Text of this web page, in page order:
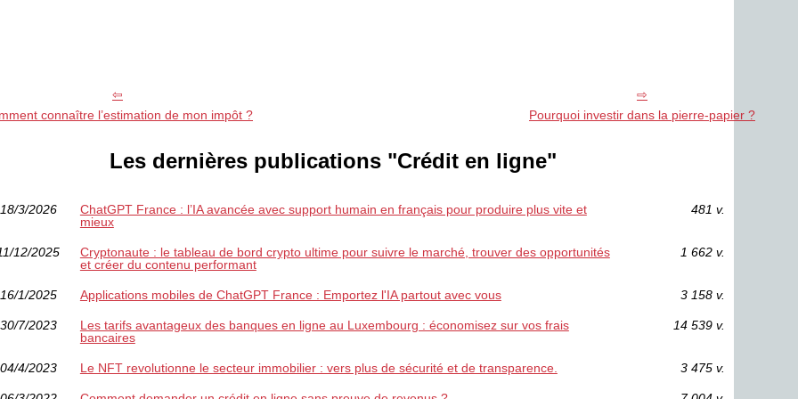
connaître l’estimation de mon impôt ? Pourquoi investir dans la pierre-papier ?
Les dernières publications "Crédit en ligne"
18/3/2026
ChatGPT France : l’IA avancée avec support humain en français pour produire plus vite et
mieux
481 v.
12/2025
Cryptonaute : le tableau de bord crypto ultime pour suivre le marché, trouver des opportunités
et créer du contenu performant
1 662 v.
16/1/2025 Applications mobiles de ChatGPT France : Emportez l'IA partout avec vous 3 158 v.
30/7/2023
Les tarifs avantageux des banques en ligne au Luxembourg : économisez sur vos frais
bancaires
14 539 v.
04/4/2023 Le NFT revolutionne le secteur immobilier : vers plus de sécurité et de transparence. 3 475 v.